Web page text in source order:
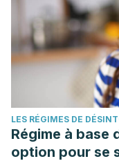
LES RÉGIMES DE
Régime à base
option pour se